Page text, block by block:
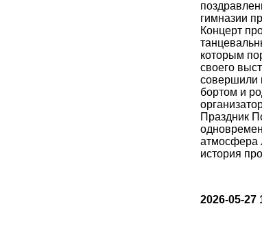
гимназии
Концерт
которым
своего
совершили
бортом и
Праздник
атмосфера
история
2026-05-27